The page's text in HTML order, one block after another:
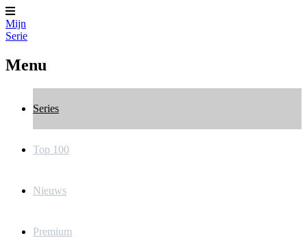
Mijn
Serie
Menu
Series
Top 100
Nieuws
Premium